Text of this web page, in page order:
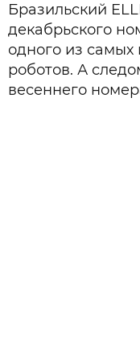
Бразильский
декабрьского
одного из
роботов. А
весеннего